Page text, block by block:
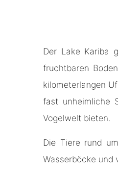
Der Lake Kariba
fruchtbaren
kilometerlangen
fast unheimliche
Vogelwelt bieten.
Die Tiere rund
Wasserböcke und